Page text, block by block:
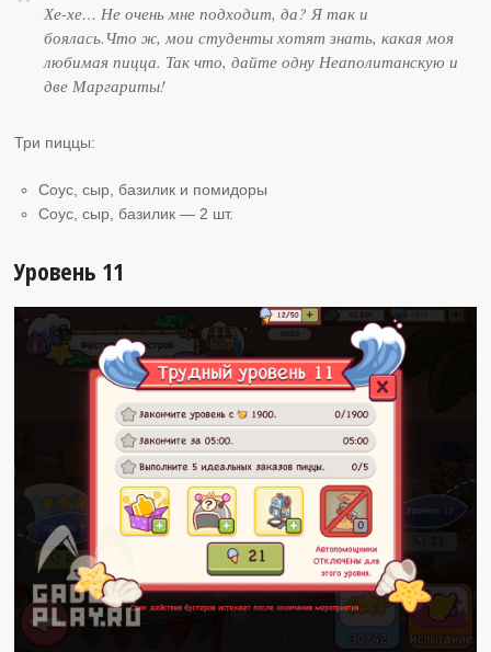
Хе-хе… Не очень мне подходит, да? Я так и
боялась.Что ж, мои студенты хотят знать, какая моя
любимая пицца. Так что, дайте одну Неаполитанскую и
две Маргариты!
Три пиццы:
Соус, сыр, базилик и помидоры
Соус, сыр, базилик — 2 шт.
Уровень 11